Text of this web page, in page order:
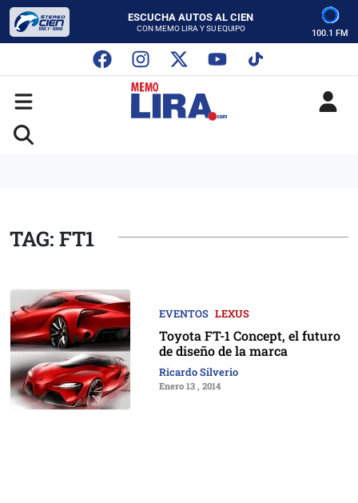
LUNES A VIERNES - 5:00 PM
SABADO - 12:00 PM
CON MEMO LIRA Y SU EQUIPO
LUNES A VIERNES - 5:00 PM
SABADO - 12:00 PM
100.1 FM
TAG: FT1
EVENTOS LEXUS
Toyota FT-1 Concept, el futuro
de diseño de la marca
Ricardo Silverio
Enero 13 , 2014